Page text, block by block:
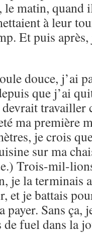
le matin,
à leur
Et puis
douce, j’ai
que j’ai
travailler
ma première
je crois
sur ma
Trois-mil-
je la terminais
et je battais
Sans ça,
fuel dans la